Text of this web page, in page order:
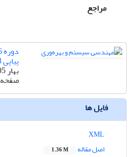
مراجع
پیاپی 18
بهار 1405
صفحه
فایل ها
اصل مقاله
1.36 M